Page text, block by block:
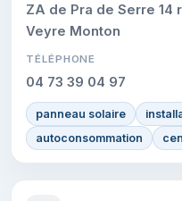
ZA de Pra de Serre 14
Veyre Monton
TÉLÉPHONE
04 73 39 04 97
panneau solaire
autoconsommation